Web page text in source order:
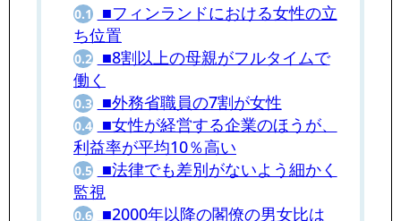
0.1
■フィンランドにおける女性の立
ち位置
0.2
■8割以上の母親がフルタイムで
働く
0.3 ■外務省職員の7割が女性
0.4
■女性が経営する企業のほうが、
利益率が平均10％高い
0.5
■法律でも差別がないよう細かく
監視
0.6
■2000年以降の閣僚の男女比は